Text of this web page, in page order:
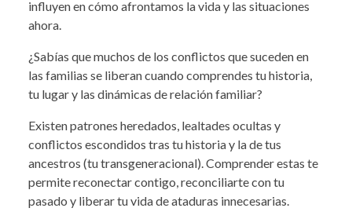
influyen en cómo afrontamos la vida y las situaciones
ahora.
¿Sabías que muchos de los conflictos que suceden en
las familias se liberan cuando comprendes tu historia,
tu lugar y las dinámicas de relación familiar?
Existen patrones heredados, lealtades ocultas y
conflictos escondidos tras tu historia y la de tus
ancestros (tu transgeneracional). Comprender estas te
permite reconectar contigo, reconciliarte con tu
pasado y liberar tu vida de ataduras innecesarias.